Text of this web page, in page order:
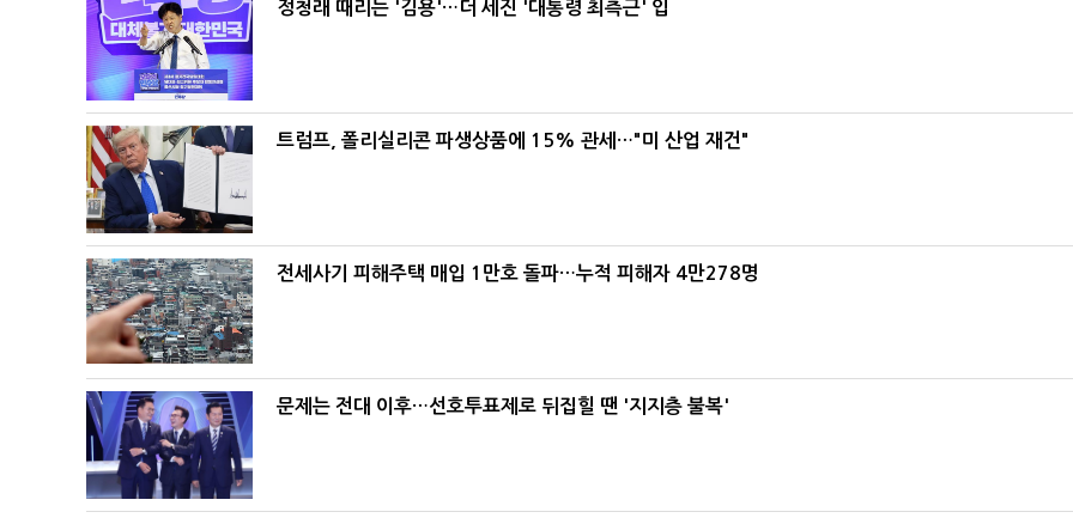
정청래 때리는 '김용'…더 세진 '대통령 최측근' 입
트럼프, 폴리실리콘 파생상품에 15% 관세…"미 산업 재건"
전세사기 피해주택 매입 1만호 돌파…누적 피해자 4만278명
문제는 전대 이후…선호투표제로 뒤집힐 땐 '지지층 불복'